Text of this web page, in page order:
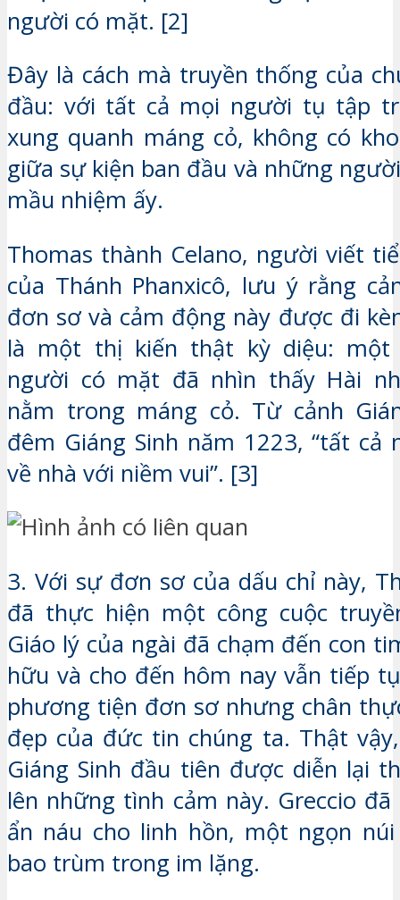
người có mặt. [2]
Đây là cách mà truyền thống của
đầu: với tất cả mọi người tụ tập
xung quanh máng cỏ, không có
giữa sự kiện ban đầu và những
mầu nhiệm ấy.
Thomas thành Celano, người viết
của Thánh Phanxicô, lưu ý rằng
đơn sơ và cảm động này được đi
là một thị kiến thật kỳ diệu: một
người có mặt đã nhìn thấy Hài
nằm trong máng cỏ. Từ cảnh
đêm Giáng Sinh năm 1223, “tất
về nhà với niềm vui”. [3]
3. Với sự đơn sơ của dấu chỉ này,
đã thực hiện một công cuộc
Giáo lý của ngài đã chạm đến con
hữu và cho đến hôm nay vẫn tiếp
phương tiện đơn sơ nhưng chân
đẹp của đức tin chúng ta. Thật
Giáng Sinh đầu tiên được diễn lại
lên những tình cảm này. Greccio
ẩn náu cho linh hồn, một ngọn
bao trùm trong im lặng.